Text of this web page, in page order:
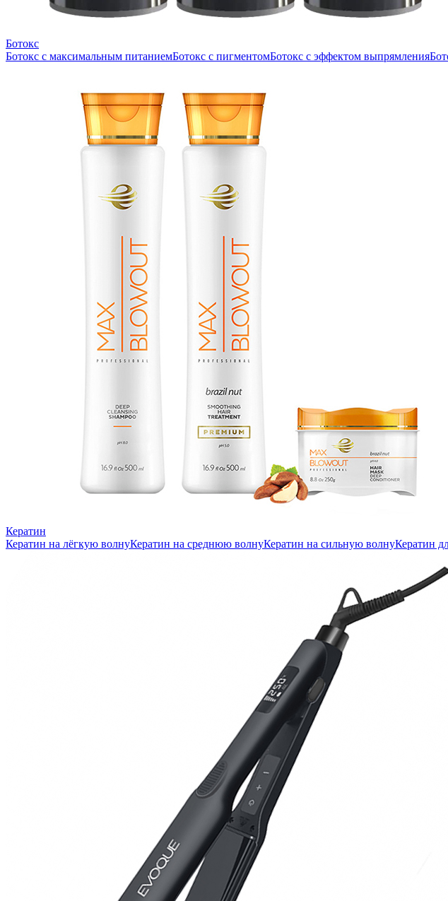
Ботокс
Ботокс с максимальным питаниемБотокс с пигментомБотокс с эффектом выпрямления
Кератин
Кератин на лёгкую волнуКератин на среднюю волнуКератин на сильную волнуКератин